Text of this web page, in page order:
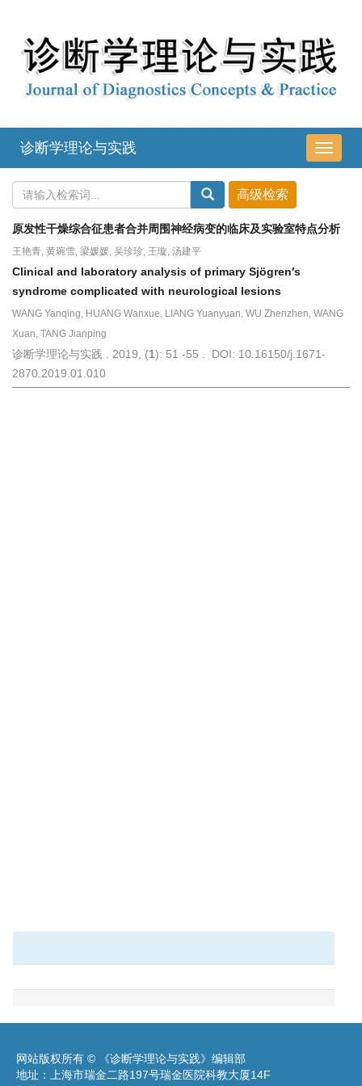
导
航
诊断学理论与实践
原发性干燥综合征患者合并周围神经病变的临床及实验室特点分析
王艳青, 黄琬雪, 梁媛媛, 吴珍珍, 王璇, 汤建平
Clinical and laboratory analysis of primary Sjögren′s
syndrome complicated with neurological lesions
WANG Yanqing, HUANG Wanxue, LIANG Yuanyuan, WU Zhenzhen, WANG
Xuan, TANG Jianping
诊断学理论与实践 . 2019, (1): 51 -55 . DOI: 10.16150/j.1671-
2870.2019.01.010
网站版权所有 © 《诊断学理论与实践》编辑部
地址：上海市瑞金二路197号瑞金医院科教大厦14F